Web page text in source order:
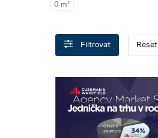
0 m2
Filtrovat Reset